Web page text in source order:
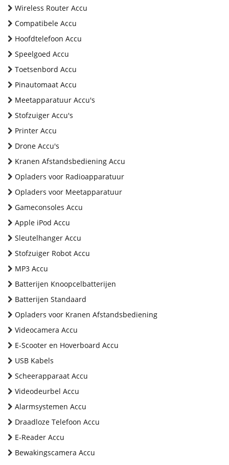
Wireless Router Accu
Compatibele Accu
Hoofdtelefoon Accu
Speelgoed Accu
Toetsenbord Accu
Pinautomaat Accu
Meetapparatuur Accu's
Stofzuiger Accu's
Printer Accu
Drone Accu's
Kranen Afstandsbediening Accu
Opladers voor Radioapparatuur
Opladers voor Meetapparatuur
Gameconsoles Accu
Apple iPod Accu
Sleutelhanger Accu
Stofzuiger Robot Accu
MP3 Accu
Batterijen Knoopcelbatterijen
Batterijen Standaard
Opladers voor Kranen Afstandsbediening
Videocamera Accu
E-Scooter en Hoverboard Accu
USB Kabels
Scheerapparaat Accu
Videodeurbel Accu
Alarmsystemen Accu
Draadloze Telefoon Accu
E-Reader Accu
Bewakingscamera Accu